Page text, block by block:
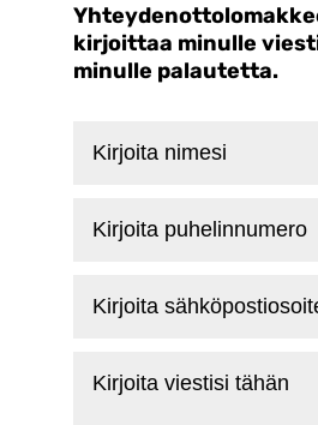
kirjoittaa minulle
minulle palautetta.
nimesi
puhelinnumero
sähköpostiosoite
viestisi